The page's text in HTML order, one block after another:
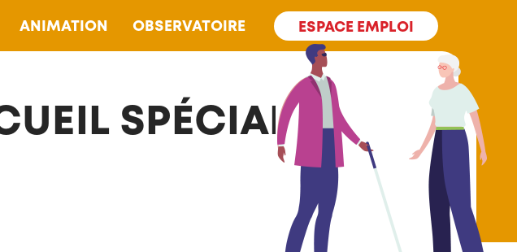
ANIMATION OBSERVATOIRE ESPACE EMPLOI
SPÉCIALISÉE